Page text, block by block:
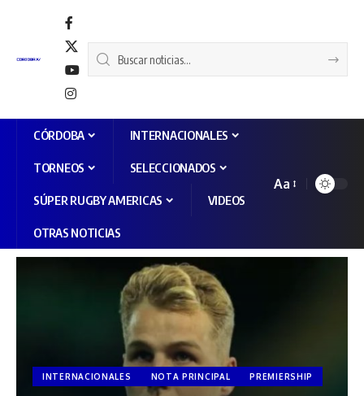
CÓRDOBA INTERNACIONALES
TORNEOS SELECCIONADOS
SÚPER RUGBY AMERICAS VIDEOS
OTRAS NOTICIAS
Aa
INTERNACIONALES NOTA PRINCIPAL PREMIERSHIP